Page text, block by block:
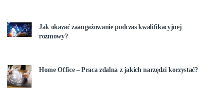
Jak okazać zaangażowanie podczas kwalifikacyjnej
rozmowy?
Home Office – Praca zdalna z jakich narzędzi korzystać?